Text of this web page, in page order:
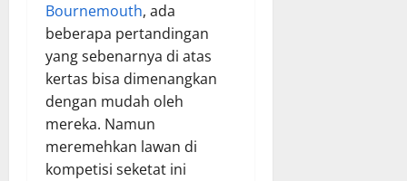
Bournemouth, ada
beberapa pertandingan
yang sebenarnya di atas
kertas bisa dimenangkan
dengan mudah oleh
mereka. Namun
meremehkan lawan di
kompetisi seketat ini